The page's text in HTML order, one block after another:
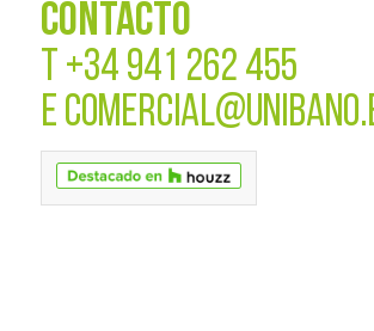
CONTACTO
T +34 941 262 455
E